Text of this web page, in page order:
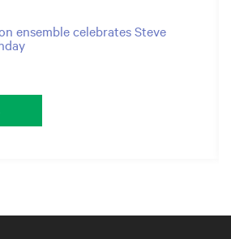
ensemble celebrates Steve